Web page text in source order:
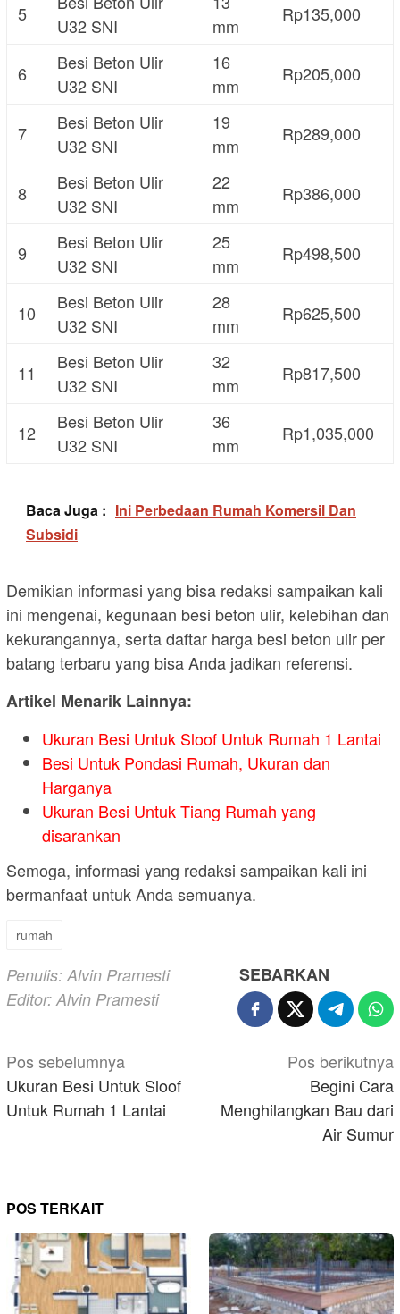
5
U32 SNI
mm
Rp135,000
6
Besi Beton Ulir
U32 SNI
16
mm
Rp205,000
7
Besi Beton Ulir
U32 SNI
19
mm
Rp289,000
8
Besi Beton Ulir
U32 SNI
22
mm
Rp386,000
9
Besi Beton Ulir
U32 SNI
25
mm
Rp498,500
10
Besi Beton Ulir
U32 SNI
28
mm
Rp625,500
11
Besi Beton Ulir
U32 SNI
32
mm
Rp817,500
12
Besi Beton Ulir
U32 SNI
36
mm
Rp1,035,000
Baca Juga : Ini Perbedaan Rumah Komersil Dan
Subsidi
Demikian informasi yang bisa redaksi sampaikan kali
ini mengenai, kegunaan besi beton ulir, kelebihan dan
kekurangannya, serta daftar harga besi beton ulir per
batang terbaru yang bisa Anda jadikan referensi.
Artikel Menarik Lainnya:
Ukuran Besi Untuk Sloof Untuk Rumah 1 Lantai
Besi Untuk Pondasi Rumah, Ukuran dan
Harganya
Ukuran Besi Untuk Tiang Rumah yang
disarankan
Semoga, informasi yang redaksi sampaikan kali ini
bermanfaat untuk Anda semuanya.
rumah
Penulis: Alvin Pramesti
Editor: Alvin Pramesti
SEBARKAN
Navigasi
pos
Pos sebelumnya
Ukuran Besi Untuk Sloof
Untuk Rumah 1 Lantai
Pos berikutnya
Begini Cara
Menghilangkan Bau dari
Air Sumur
POS TERKAIT